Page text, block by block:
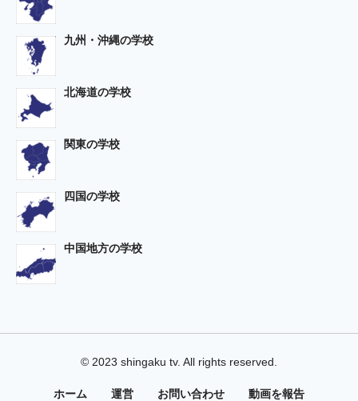
九州・沖縄の学校
北海道の学校
関東の学校
四国の学校
中国地方の学校
© 2023 shingaku tv. All rights reserved.
ホーム 運営 お問い合わせ 動画を報告